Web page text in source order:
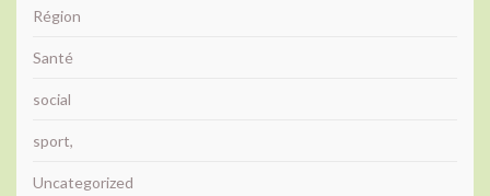
Région
Santé
social
sport,
Uncategorized